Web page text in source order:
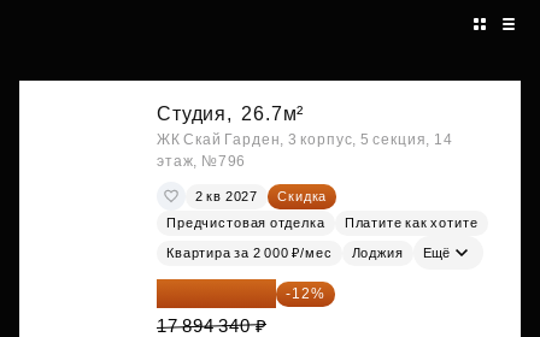
Студия, 26.7м²
ЖК Скай Гарден, 3 корпус, 5 секция, 14
этаж, №796
2 кв 2027
Скидка
Предчистовая отделка
Платите как хотите
Квартира за 2 000 ₽/мес Лоджия Ещё
15 747 019 ₽ -12%
17 894 340 ₽